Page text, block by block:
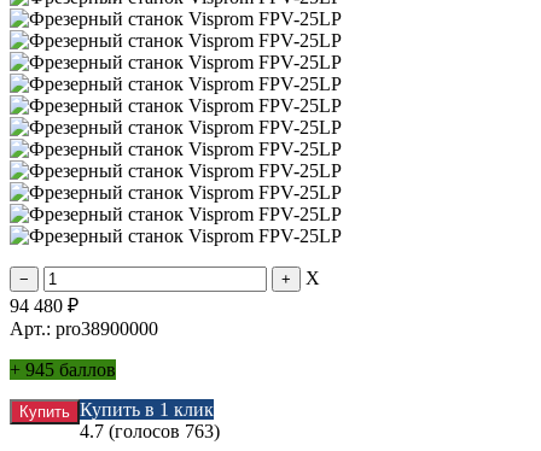
X
94 480 ₽
Арт.: pro38900000
+ 945 баллов
Купить в 1 клик
4.7 (голосов 763)